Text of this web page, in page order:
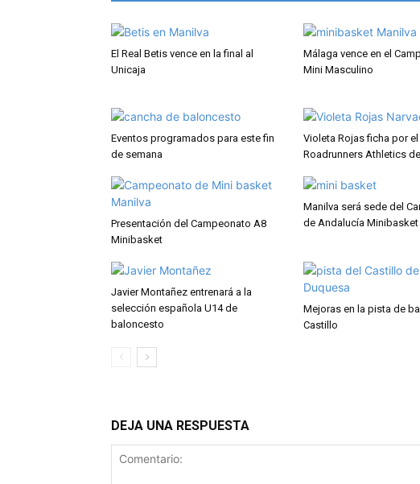
El Real Betis vence en la final al
Unicaja
Málaga vence en el
Mini Masculino
Eventos programados para este fin
de semana
Violeta Rojas ficha por el
Roadrunners Athletics
Presentación del Campeonato A8
Minibasket
Manilva será sede del
de Andalucía
Javier Montañez entrenará a la
selección española U14 de
baloncesto
Mejoras en la pista de
Castillo
DEJA UNA RESPUESTA